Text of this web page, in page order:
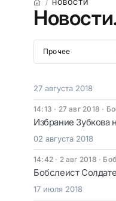
НОВОСТИ
Прочее
27 августа 2018
14:13 · 27 авг 2018 ·
Избрание Зубкова
02 августа 2018
14:42 · 2 авг 2018 ·
Бобслеист
17 июля 2018